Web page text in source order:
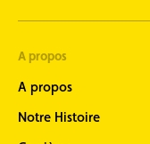
A propos
A propos
Notre Histoire